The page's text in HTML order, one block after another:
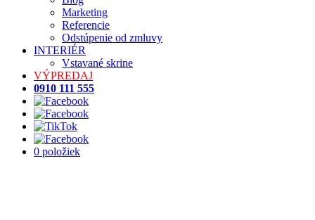
Marketing
Referencie
Odstúpenie od zmluvy
INTERIÉR
Vstavané skrine
VÝPREDAJ
0910 111 555
0 položiek